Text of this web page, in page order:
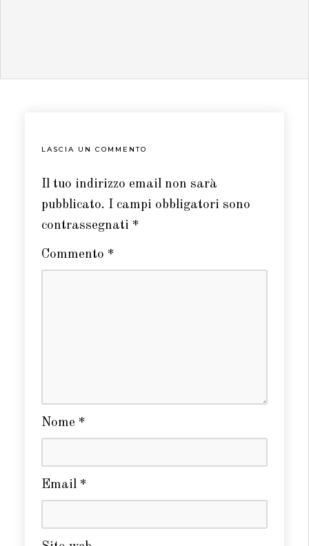
LASCIA UN COMMENTO
Il tuo indirizzo email non sarà
pubblicato. I campi obbligatori sono
contrassegnati *
Commento *
Nome *
Email *